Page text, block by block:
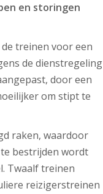
en storingen
treinen voor een
de dienstregeling
door een
om stipt te
raken, waardoor
bestrijden wordt
Twaalf treinen
reizigerstreinen